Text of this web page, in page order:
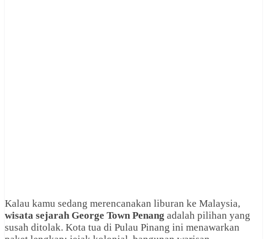
Kalau kamu sedang merencanakan liburan ke Malaysia,
wisata sejarah George Town Penang adalah pilihan yang
susah ditolak. Kota tua di Pulau Pinang ini menawarkan